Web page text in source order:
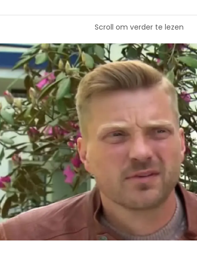
Scroll om verder te lezen